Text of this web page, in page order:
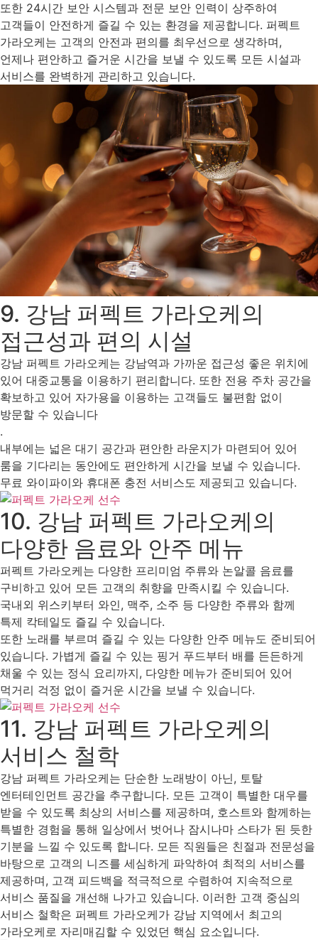
또한 24시간 보안 시스템과 전문 보안 인력이 상주하여
고객들이 안전하게 즐길 수 있는 환경을 제공합니다. 퍼펙트
가라오케는 고객의 안전과 편의를 최우선으로 생각하며,
언제나 편안하고 즐거운 시간을 보낼 수 있도록 모든 시설과
서비스를 완벽하게 관리하고 있습니다.
9. 강남 퍼펙트 가라오케의
접근성과 편의 시설
강남 퍼펙트 가라오케는 강남역과 가까운 접근성 좋은 위치에
있어 대중교통을 이용하기 편리합니다. 또한 전용 주차 공간을
확보하고 있어 자가용을 이용하는 고객들도 불편함 없이
방문할 수 있습니다
.
내부에는 넓은 대기 공간과 편안한 라운지가 마련되어 있어
룸을 기다리는 동안에도 편안하게 시간을 보낼 수 있습니다.
무료 와이파이와 휴대폰 충전 서비스도 제공되고 있습니다.
10. 강남 퍼펙트 가라오케의
다양한 음료와 안주 메뉴
퍼펙트 가라오케는 다양한 프리미엄 주류와 논알콜 음료를
구비하고 있어 모든 고객의 취향을 만족시킬 수 있습니다.
국내외 위스키부터 와인, 맥주, 소주 등 다양한 주류와 함께
특제 칵테일도 즐길 수 있습니다.
또한 노래를 부르며 즐길 수 있는 다양한 안주 메뉴도 준비되어
있습니다. 가볍게 즐길 수 있는 핑거 푸드부터 배를 든든하게
채울 수 있는 정식 요리까지, 다양한 메뉴가 준비되어 있어
먹거리 걱정 없이 즐거운 시간을 보낼 수 있습니다.
11. 강남 퍼펙트 가라오케의
서비스 철학
강남 퍼펙트 가라오케는 단순한 노래방이 아닌, 토탈
엔터테인먼트 공간을 추구합니다. 모든 고객이 특별한 대우를
받을 수 있도록 최상의 서비스를 제공하며, 호스트와 함께하는
특별한 경험을 통해 일상에서 벗어나 잠시나마 스타가 된 듯한
기분을 느낄 수 있도록 합니다. 모든 직원들은 친절과 전문성을
바탕으로 고객의 니즈를 세심하게 파악하여 최적의 서비스를
제공하며, 고객 피드백을 적극적으로 수렴하여 지속적으로
서비스 품질을 개선해 나가고 있습니다. 이러한 고객 중심의
서비스 철학은 퍼펙트 가라오케가 강남 지역에서 최고의
가라오케로 자리매김할 수 있었던 핵심 요소입니다.